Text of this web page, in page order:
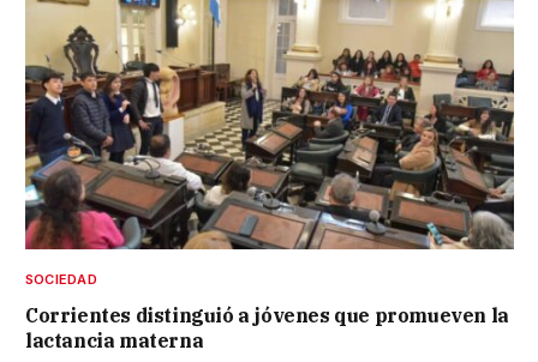
SOCIEDAD
Corrientes distinguió a jóvenes que promueven la
lactancia materna